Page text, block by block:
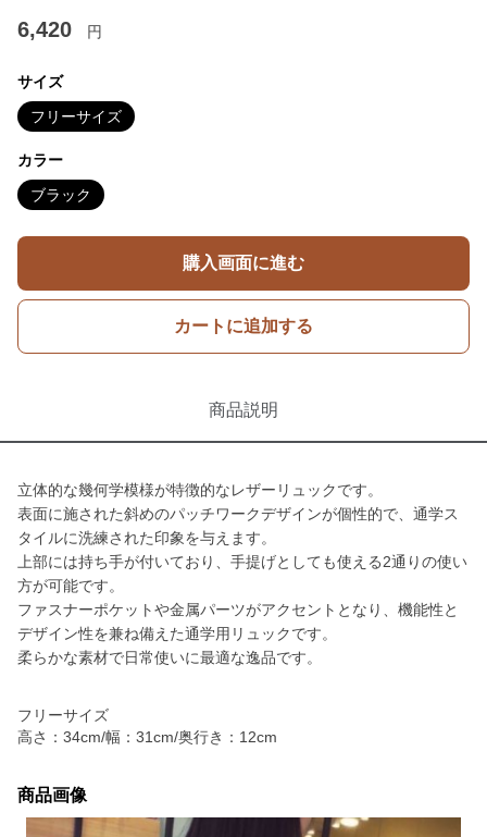
6,420 円
サイズ
フリーサイズ
カラー
ブラック
購入画面に進む
カートに追加する
商品説明
立体的な幾何学模様が特徴的なレザーリュックです。
表面に施された斜めのパッチワークデザインが個性的で、通学ス
タイルに洗練された印象を与えます。
上部には持ち手が付いており、手提げとしても使える2通りの使い
方が可能です。
ファスナーポケットや金属パーツがアクセントとなり、機能性と
デザイン性を兼ね備えた通学用リュックです。
柔らかな素材で日常使いに最適な逸品です。
フリーサイズ
高さ：34cm/幅：31cm/奥行き：12cm
商品画像